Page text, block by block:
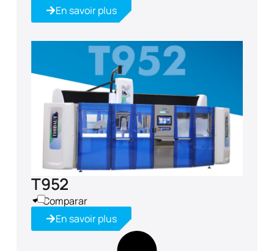
En savoir plus
T952
Comparar
En savoir plus